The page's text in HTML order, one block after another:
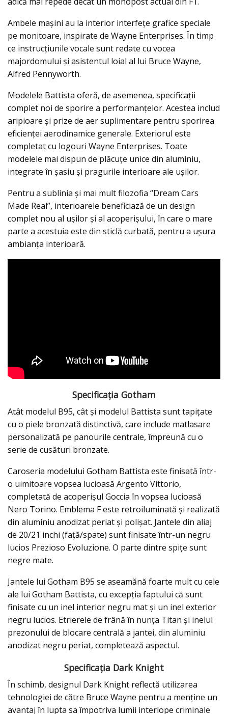
Ambele mașini au la interior interfețe grafice speciale
pe monitoare, inspirate de Wayne Enterprises. În timp
ce instrucțiunile vocale sunt redate cu vocea
majordomului și asistentul loial al lui Bruce Wayne,
Alfred Pennyworth.
Modelele Battista oferă, de asemenea, specificații
complet noi de sporire a performanțelor. Acestea includ
aripioare și prize de aer suplimentare pentru sporirea
eficienței aerodinamice generale. Exteriorul este
completat cu logouri Wayne Enterprises. Toate
modelele mai dispun de plăcuțe unice din aluminiu,
integrate în șasiu și pragurile interioare ale ușilor.
Pentru a sublinia și mai mult filozofia “Dream Cars
Made Real”, interioarele beneficiază de un design
complet nou al ușilor și al acoperișului, în care o mare
parte a acestuia este din sticlă curbată, pentru a ușura
ambianța interioară.
Specificația Gotham
Atât modelul B95, cât și modelul Battista sunt tapițate
cu o piele bronzată distinctivă, care include matlasare
personalizată pe panourile centrale, împreună cu o
serie de cusături bronzate.
Caroseria modelului Gotham Battista este finisată într-
o uimitoare vopsea lucioasă Argento Vittorio,
completată de acoperișul Goccia în vopsea lucioasă
Nero Torino. Emblema F este retroiluminată și realizată
din aluminiu anodizat periat și polișat. Jantele din aliaj
de 20/21 inchi (față/spate) sunt finisate într-un negru
lucios Prezioso Evoluzione. O parte dintre spițe sunt
negre mate.
Jantele lui Gotham B95 se aseamănă foarte mult cu cele
ale lui Gotham Battista, cu excepția faptului că sunt
finisate cu un inel interior negru mat și un inel exterior
negru lucios. Etrierele de frână în nunța Titan și inelul
prezonului de blocare centrală a jantei, din aluminiu
anodizat negru periat, completează aspectul.
Specificația Dark Knight
În schimb, designul Dark Knight reflectă utilizarea
tehnologiei de către Bruce Wayne pentru a menține un
avantaj în lupta sa împotriva lumii interlope criminale